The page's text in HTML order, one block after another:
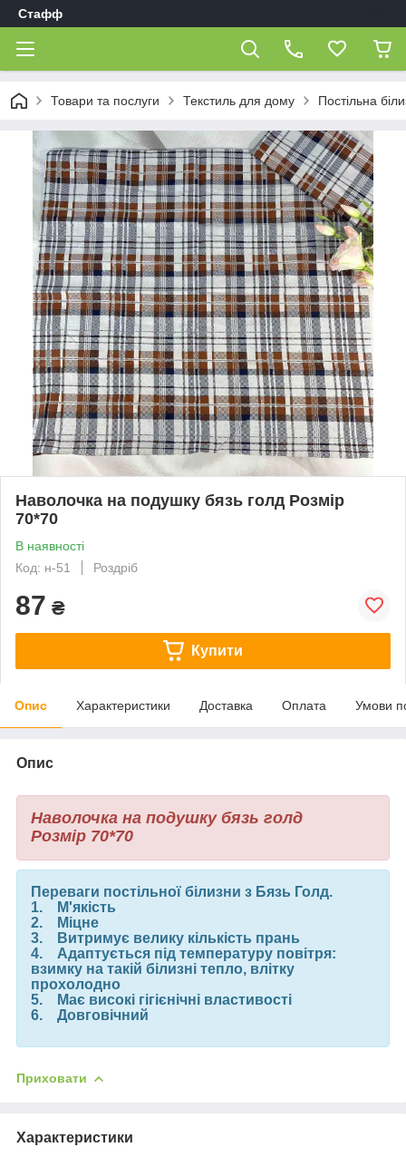
Стафф
Товари та послуги Текстиль для дому Постільна
Наволочка на подушку бязь голд Розмір
70*70
В наявності
Код: н-51
Роздріб
87 ₴
Купити
Опис Характеристики Доставка Оплата Умови
Опис
Наволочка на подушку бязь голд
Розмір 70*70
Переваги постільної білизни з Бязь Голд.
1. М'якість
2. Міцне
3. Витримує велику кількість прань
4. Адаптується під температуру повітря:
взимку на такій білизні тепло, влітку
прохолодно
5. Має високі гігієнічні властивості
6. Довговічний
Приховати
Характеристики